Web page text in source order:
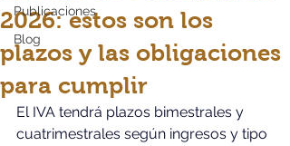
Publicaciones
Blog
2026: estos son los
plazos y las obligaciones
para cumplir
El IVA tendrá plazos bimestrales y
cuatrimestrales según ingresos y tipo